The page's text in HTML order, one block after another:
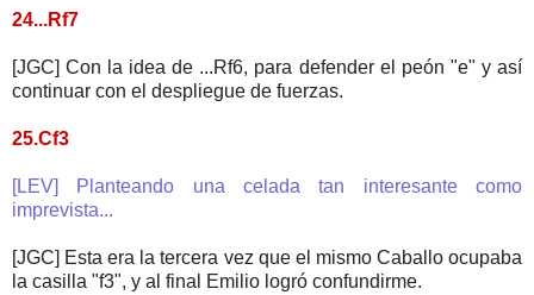
24...Rf7
[JGC] Con la idea de ...Rf6, para defender el peón "e" y así
continuar con el despliegue de fuerzas.
25.Cf3
[LEV] Planteando una celada tan interesante como
imprevista...
[JGC] Esta era la tercera vez que el mismo Caballo ocupaba
la casilla "f3", y al final Emilio logró confundirme.